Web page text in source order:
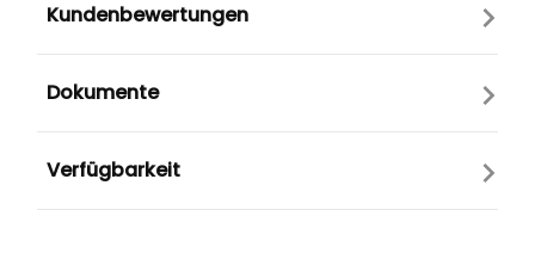
Kundenbewertungen
Dokumente
Verfügbarkeit